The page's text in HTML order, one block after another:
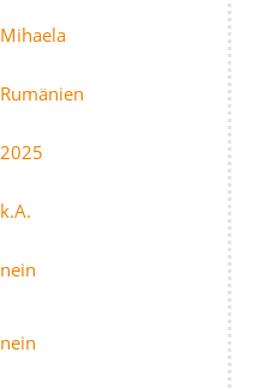
Mihaela
Rumänien
2025
k.A.
nein
nein